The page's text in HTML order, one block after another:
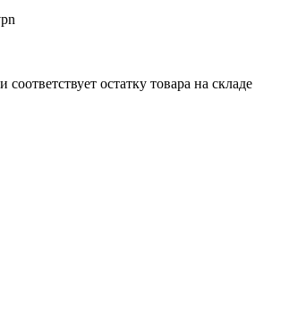
остатку товара на складе